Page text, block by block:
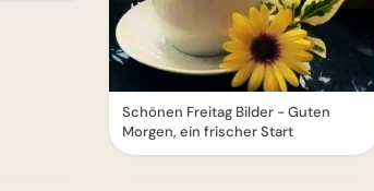
Schönen Freitag Bilder - Guten
Morgen, ein frischer Start